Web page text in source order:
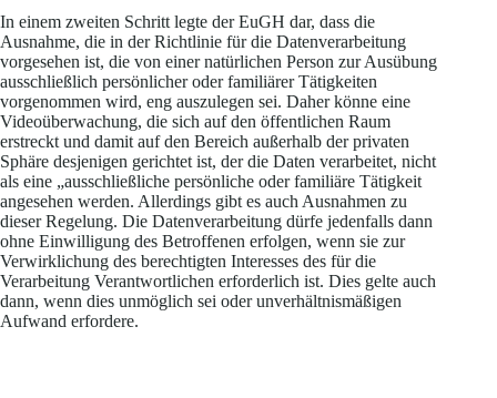
In einem zweiten Schritt legte der EuGH dar, dass die
Ausnahme, die in der Richtlinie für die Datenverarbeitung
vorgesehen ist, die von einer natürlichen Person zur Ausübung
ausschließlich persönlicher oder familiärer Tätigkeiten
vorgenommen wird, eng auszulegen sei. Daher könne eine
Videoüberwachung, die sich auf den öffentlichen Raum
erstreckt und damit auf den Bereich außerhalb der privaten
Sphäre desjenigen gerichtet ist, der die Daten verarbeitet, nicht
als eine „ausschließliche persönliche oder familiäre Tätigkeit
angesehen werden. Allerdings gibt es auch Ausnahmen zu
dieser Regelung. Die Datenverarbeitung dürfe jedenfalls dann
ohne Einwilligung des Betroffenen erfolgen, wenn sie zur
Verwirklichung des berechtigten Interesses des für die
Verarbeitung Verantwortlichen erforderlich ist. Dies gelte auch
dann, wenn dies unmöglich sei oder unverhältnismäßigen
Aufwand erfordere.